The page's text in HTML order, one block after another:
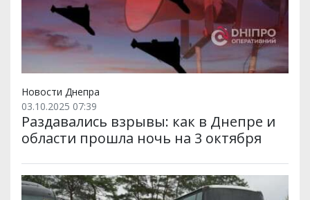
Новости Днепра
03.10.2025 07:39
Раздавались взрывы: как в Днепре и
области прошла ночь на 3 октября